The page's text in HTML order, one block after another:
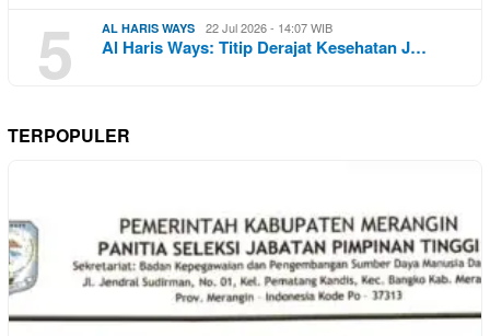
5 AL HARIS WAYS 22 Jul 2026 - 14:07 WIB
Al Haris Ways: Titip Derajat Kesehatan J…
TERPOPULER